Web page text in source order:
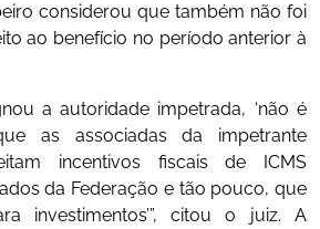
considerou que também não foi
ao benefício no período anterior à
a autoridade impetrada, ‘não é
as associadas da impetrante
incentivos fiscais de ICMS
da Federação e tão pouco, que
investimentos’”, citou o juiz. A